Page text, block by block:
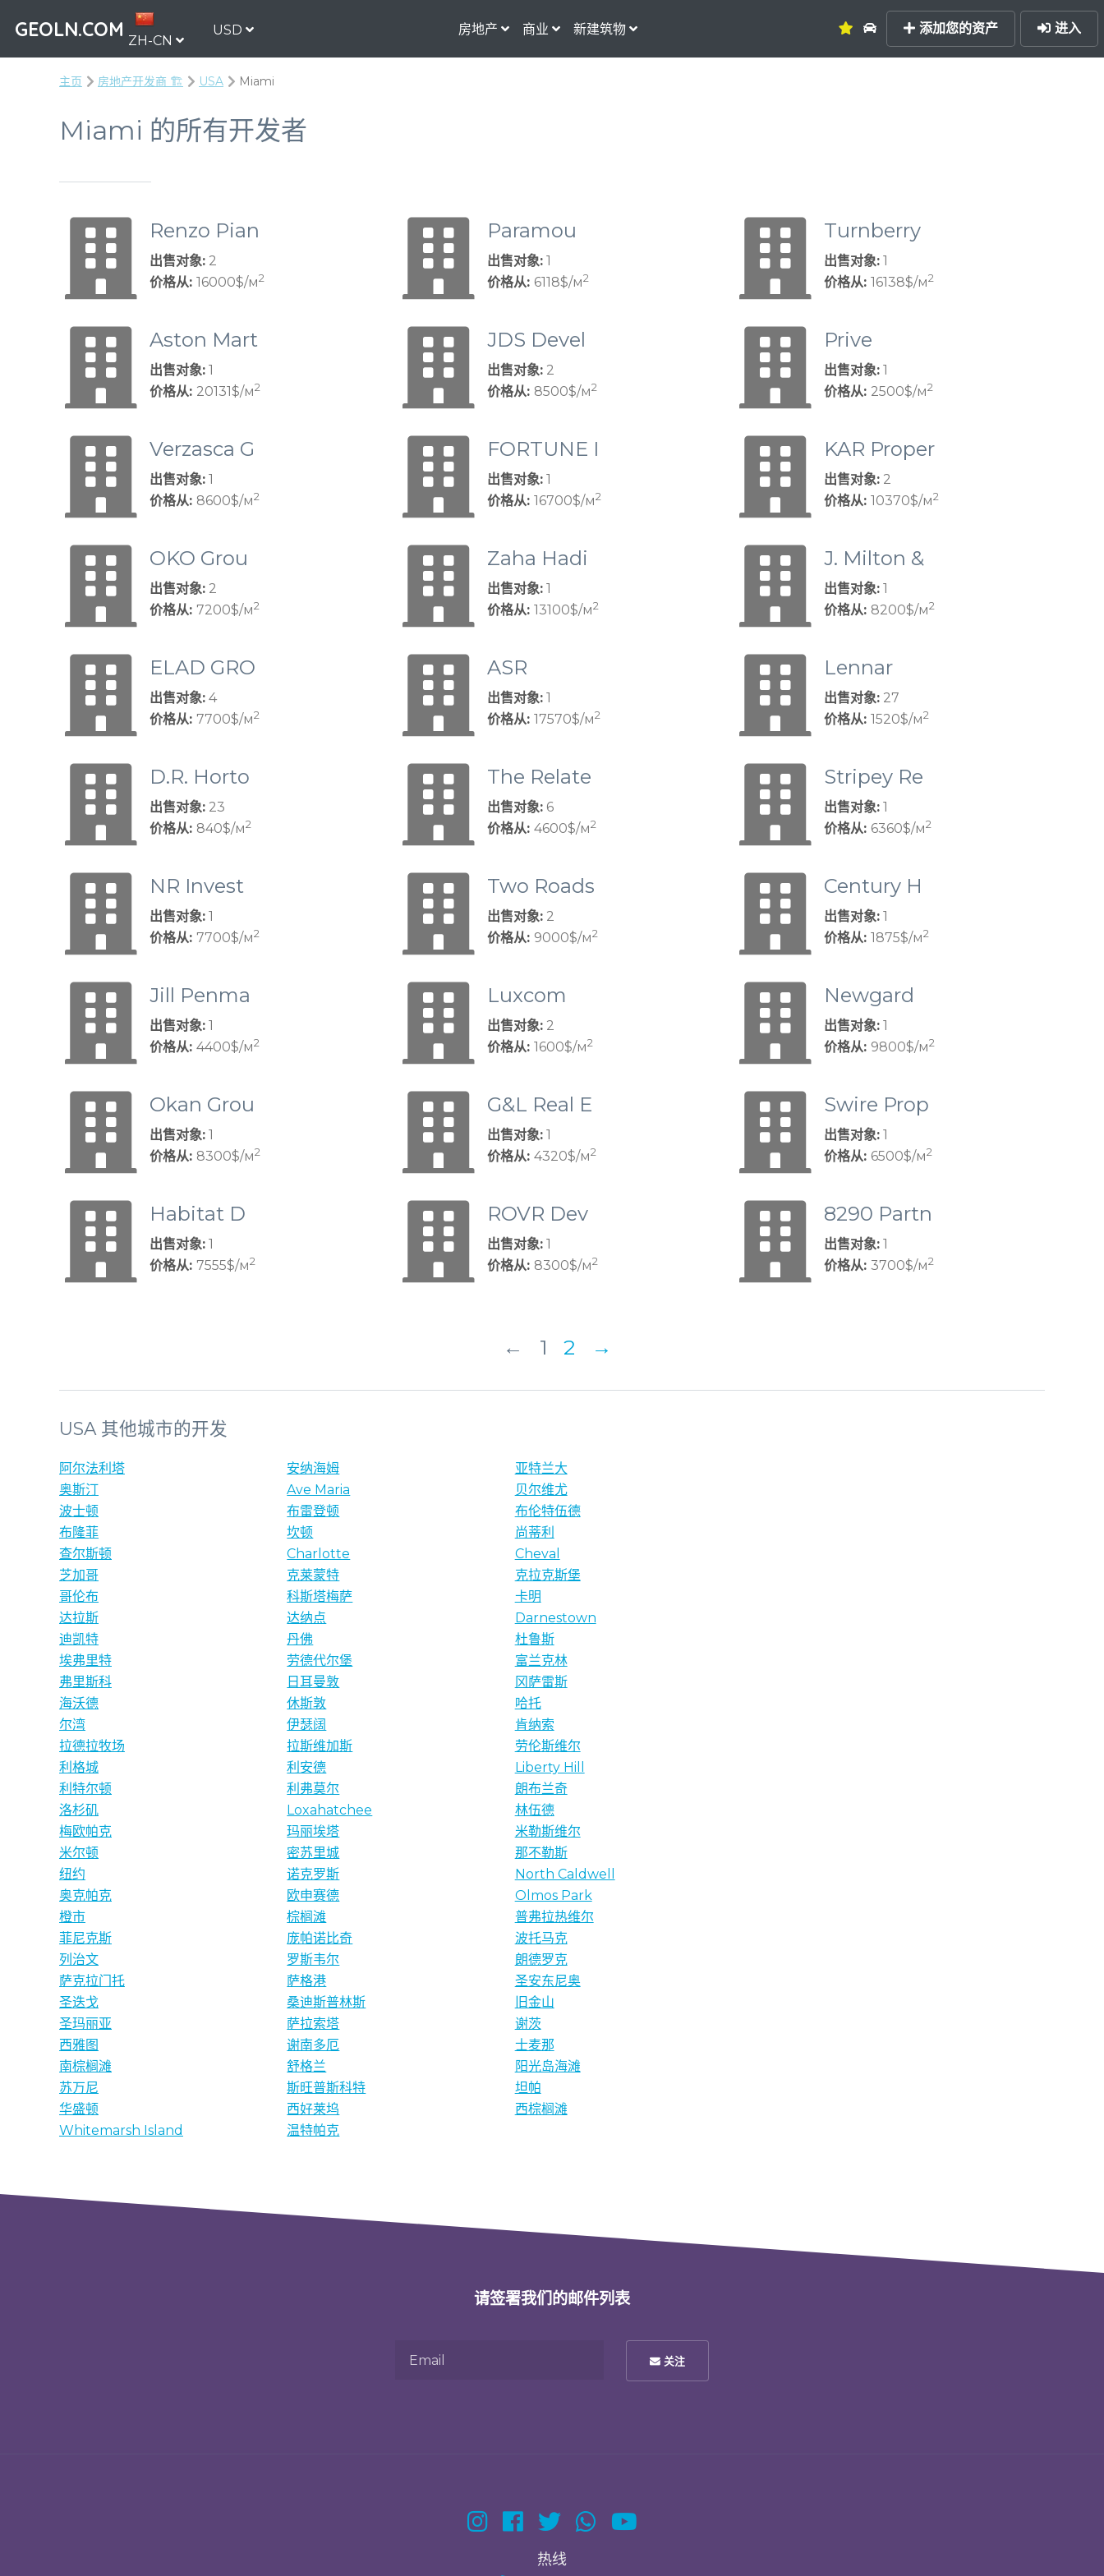
GEOLN.COM
ZH-CN
USD 房地产 商业 新建筑物 添加您的资产 进入
主页 房地产开发商 🏗️ USA Miami
Miami 的所有开发者
Renzo Pian
o Building
Workshop
出售对象: 2
价格从: 16000$/м2
Paramou
nt
出售对象:1
价格从: 6118$/м2
Turnberry
出售对象: 1
价格从:16138$/м2
Aston Mart
in
出售对象: 1
价格从: 20131$/м2
JDS Devel
opment Gr
oup
出售对象:2
价格从: 8500$/м2
Prive
出售对象: 1
价格从: 2500$/м2
Verzasca G
roup
出售对象: 1
价格从: 8600$/м2
FORTUNE I
NTERNATI
ONAL GRO
出售对象:1
价格从: 16700$/м2
KAR Proper
ties
出售对象: 2
价格从:10370$/м2
OKO Grou
p
出售对象: 2
价格从: 7200$/м2
Zaha Hadi
d Architect
s
出售对象:1
价格从: 13100$/м2
J. Milton &
Associates
出售对象: 1
价格从: 8200$/м2
ELAD GRO
UP
出售对象: 4
价格从: 7700$/м2
ASR
出售对象:1
价格从: 17570$/м2
Lennar
出售对象: 27
价格从:1520$/м2
D.R. Horto
n
出售对象: 23
价格从: 840$/м2
The Relate
d Group
出售对象:6
价格从: 4600$/м2
Stripey Re
al Estate D
evelopme
出售对象: 1
价格从: 6360$/м2
NR Invest
ments
出售对象: 1
价格从: 7700$/м2
Two Roads
Real Estate
Group
出售对象:2
价格从: 9000$/м2
Century H
omes of Fl
orida
出售对象: 1
价格从:1875$/м2
Jill Penma
n Group
出售对象: 1
价格从: 4400$/м2
Luxcom
出售对象:2
价格从: 1600$/м2
Newgard
Developm
ent Group
出售对象: 1
价格从: 9800$/м2
Okan Grou
p
出售对象: 1
价格从: 8300$/м2
G&L Real E
state Devel
opment LL
出售对象:1
价格从: 4320$/м2
Swire Prop
erties
出售对象: 1
价格从: 6500$/м2
Habitat D
evelopme
nt
出售对象: 1
价格从: 7555$/м2
ROVR Dev
elopment
出售对象:1
价格从: 8300$/м2
8290 Partn
ers, LLC
出售对象: 1
价格从:3700$/м2
← 1 2 →
USA 其他城市的开发
阿尔法利塔 安纳海姆
亚特兰大
奥斯汀
Ave Maria
贝尔维尤
波士顿
布雷登顿
布伦特伍德
布隆菲
坎顿
尚蒂利
查尔斯顿
Charlotte
Cheval
芝加哥
克莱蒙特
克拉克斯堡
哥伦布
科斯塔梅萨
卡明
达拉斯
达纳点
Darnestown
迪凯特
丹佛
杜鲁斯
埃弗里特
劳德代尔堡
富兰克林
弗里斯科
日耳曼敦
冈萨雷斯
海沃德
休斯敦
哈托
尔湾
伊瑟阔
肯纳索
拉德拉牧场
拉斯维加斯
劳伦斯维尔
利格城
利安德
Liberty Hill
利特尔顿
利弗莫尔
朗布兰奇
洛杉矶
Loxahatchee
林伍德
梅欧帕克
玛丽埃塔
米勒斯维尔
米尔顿
密苏里城
那不勒斯
纽约
诺克罗斯
North Caldwell
奥克帕克
欧申赛德
Olmos Park
橙市
棕榈滩
普弗拉热维尔
菲尼克斯
庞帕诺比奇
波托马克
列治文
罗斯韦尔
朗德罗克
萨克拉门托
萨格港
圣安东尼奥
圣迭戈
桑迪斯普林斯
旧金山
圣玛丽亚
萨拉索塔
谢茨
西雅图
谢南多厄
士麦那
南棕榈滩
舒格兰
阳光岛海滩
苏万尼
斯旺普斯科特
坦帕
华盛顿
西好莱坞
西棕榈滩
Whitemarsh Island
温特帕克
请签署我们的邮件列表
关注
热线